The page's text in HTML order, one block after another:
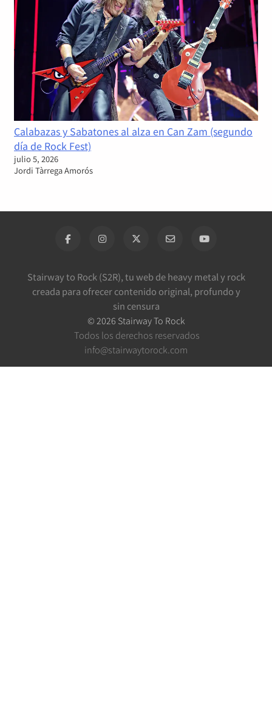
Calabazas y Sabatones al alza en Can Zam (segundo
día de Rock Fest)
julio 5, 2026
Jordi Tàrrega Amorós
Stairway to Rock (S2R), tu web de heavy metal y rock
creada para ofrecer contenido original, profundo y
sin censura
© 2026 Stairway To Rock
Todos los derechos reservados
info@stairwaytorock.com